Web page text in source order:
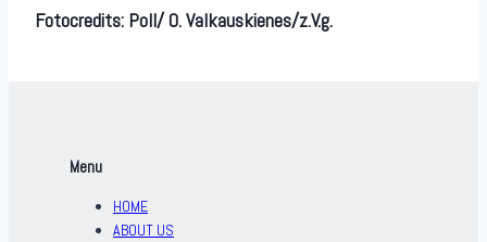
Fotocredits: Poll/ O. Valkauskienes/z.V.g.
Menu
HOME
ABOUT US